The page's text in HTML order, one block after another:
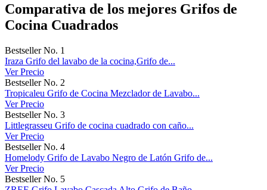
Comparativa de los mejores Grifos de
Cocina Cuadrados
Bestseller No. 1
Iraza Grifo del lavabo de la cocina,Grifo de...
Ver Precio
Bestseller No. 2
Tropicaleu Grifo de Cocina Mezclador de Lavabo...
Ver Precio
Bestseller No. 3
Littlegrasseu Grifo de cocina cuadrado con caño...
Ver Precio
Bestseller No. 4
Homelody Grifo de Lavabo Negro de Latón Grifo de...
Ver Precio
Bestseller No. 5